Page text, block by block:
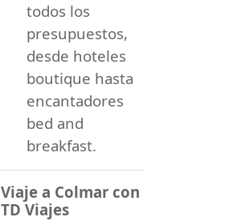
todos los
presupuestos,
desde hoteles
boutique hasta
encantadores
bed and
breakfast.
Viaje a Colmar con
TD Viajes